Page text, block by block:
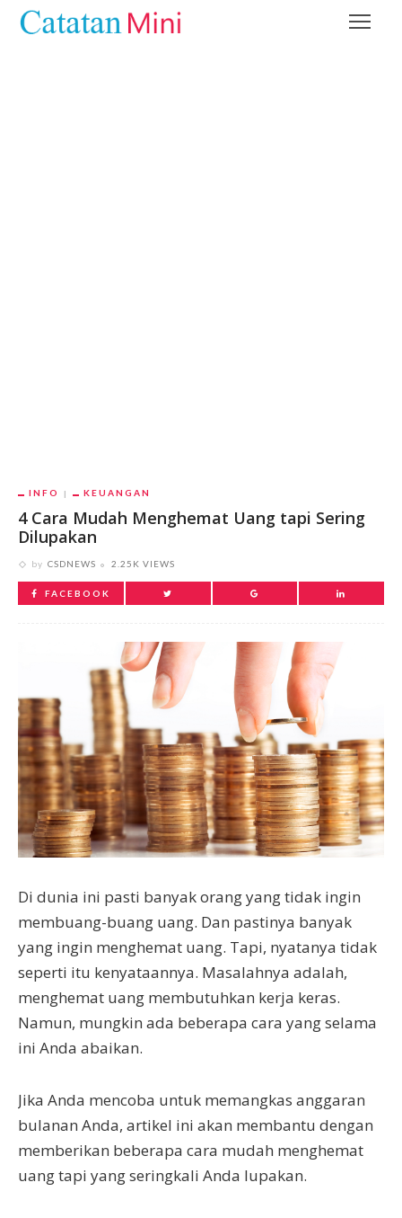
INFO KEUANGAN
4 Cara Mudah Menghemat Uang tapi Sering
Dilupakan
by CSDNEWS 2.25K VIEWS
FACEBOOK
Di dunia ini pasti banyak orang yang tidak ingin
membuang-buang uang. Dan pastinya banyak
yang ingin menghemat uang. Tapi, nyatanya tidak
seperti itu kenyataannya. Masalahnya adalah,
menghemat uang membutuhkan kerja keras.
Namun, mungkin ada beberapa cara yang selama
ini Anda abaikan.
Jika Anda mencoba untuk memangkas anggaran
bulanan Anda, artikel ini akan membantu dengan
memberikan beberapa cara mudah menghemat
uang tapi yang seringkali Anda lupakan.